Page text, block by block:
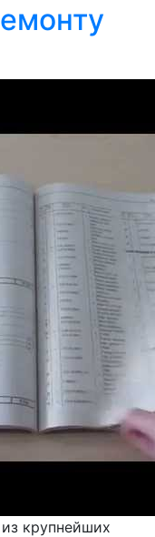
крупнейших